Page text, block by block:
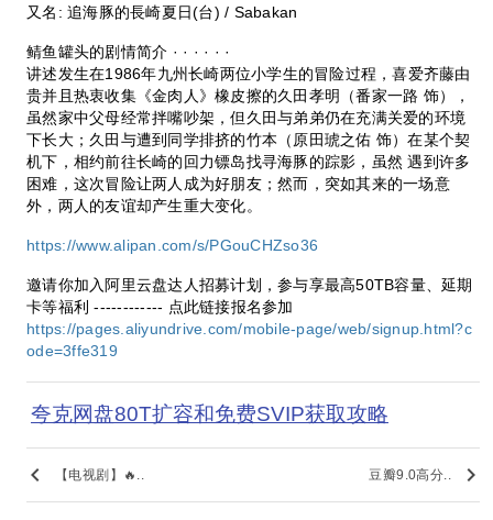
又名: 追海豚的長崎夏日(台) / Sabakan
鲭鱼罐头的剧情简介 · · · · · ·
讲述发生在1986年九州长崎两位小学生的冒险过程，喜爱齐藤由
贵并且热衷收集《金肉人》橡皮擦的久田孝明（番家一路 饰），
虽然家中父母经常拌嘴吵架，但久田与弟弟仍在充满关爱的环境
下长大；久田与遭到同学排挤的竹本（原田琥之佑 饰）在某个契
机下，相约前往长崎的回力镖岛找寻海豚的踪影，虽然 遇到许多
困难，这次冒险让两人成为好朋友；然而，突如其来的一场意
外，两人的友谊却产生重大变化。
https://www.alipan.com/s/PGouCHZso36
邀请你加入阿里云盘达人招募计划，参与享最高50TB容量、延期
卡等福利 ------------ 点此链接报名参加
https://pages.aliyundrive.com/mobile-page/web/signup.html?c
ode=3ffe319
夸克网盘80T扩容和免费SVIP获取攻略
keyboard_arrow_left 【电视剧】🔥.. 豆瓣9.0高分.. keyboard_arrow_right